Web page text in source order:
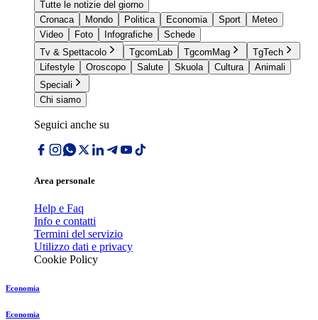
Tutte le notizie del giorno
Cronaca
Mondo Politica Economia Sport
Meteo
Video
Foto Infografiche
Schede
Tv & Spettacolo
TgcomLab TgcomMag
TgTech
Lifestyle
Oroscopo Salute Skuola Cultura
Animali
Speciali
Chi siamo
Seguici anche su
Area personale
Help e Faq
Info e contatti
Termini del servizio
Utilizzo dati e privacy
Cookie Policy
Economia
Economia